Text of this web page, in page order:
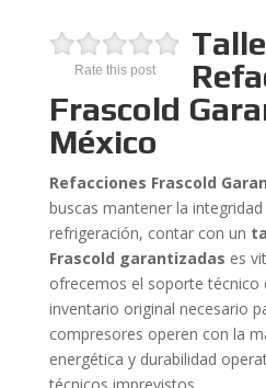
Rate this post
Frascold
México
Refacciones Frascold
buscas mantener la
refrigeración, contar con un
Frascold garantizadas es
ofrecemos el soporte técnico
inventario original necesario
compresores operen con la
energética y durabilidad